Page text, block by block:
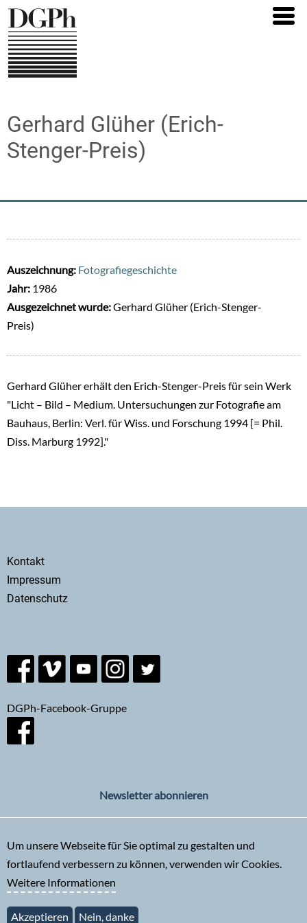
Direkt
zum
Inhalt
Gerhard Glüher (Erich-
Stenger-Preis)
Auszeichnung: Fotografiegeschichte
Jahr: 1986
Ausgezeichnet wurde:Gerhard Glüher (Erich-Stenger-
Preis)
Gerhard Glüher erhält den Erich-Stenger-Preis für sein Werk
"Licht – Bild – Medium. Untersuchungen zur Fotografie am
Bauhaus, Berlin: Verl. für Wiss. und Forschung 1994 [= Phil.
Diss. Marburg 1992]."
Secondary
menu
Kontakt
Impressum
Datenschutz
DGPh-Facebook-Gruppe
Newsletter abonnieren
Um unsere Webseite für Sie optimal zu gestalten und
fortlaufend verbessern zu können, verwenden wir Cookies.
Weitere Informationen
Akzeptieren Nein, danke